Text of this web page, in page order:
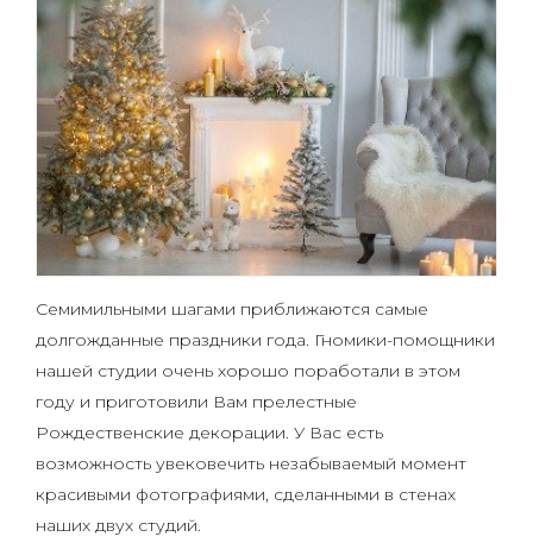
Семимильными шагами приближаются самые
долгожданные праздники года. Гномики-помощники
нашей студии очень хорошо поработали в этом
году и приготовили Вам прелестные
Рождественские декорации. У Вас есть
возможность увековечить незабываемый момент
красивыми фотографиями, сделанными в стенах
наших двух студий.